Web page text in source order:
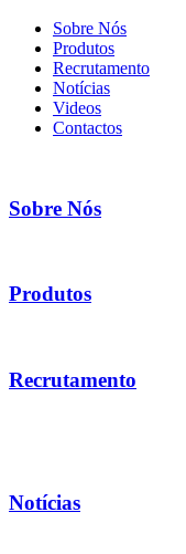
Sobre Nós
Produtos
Recrutamento
Notícias
Videos
Contactos
Sobre Nós
Produtos
Recrutamento
Notícias